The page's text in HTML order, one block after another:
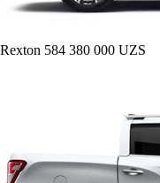
Rexton 584 380 000 UZS